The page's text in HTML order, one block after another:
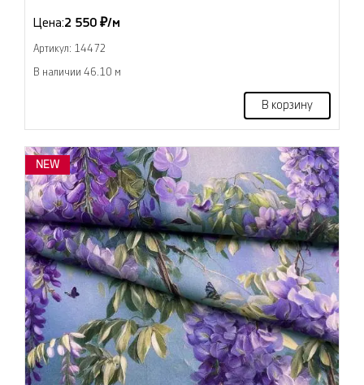
Цена:2 550 ₽/м
Артикул: 14472
В наличии 46.10 м
В корзину
NEW